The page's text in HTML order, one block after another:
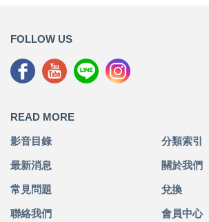
FOLLOW US
READ MORE
影音目錄 分類索引
最新消息 關於我們
常見問題 兌換
聯絡我們 會員中心